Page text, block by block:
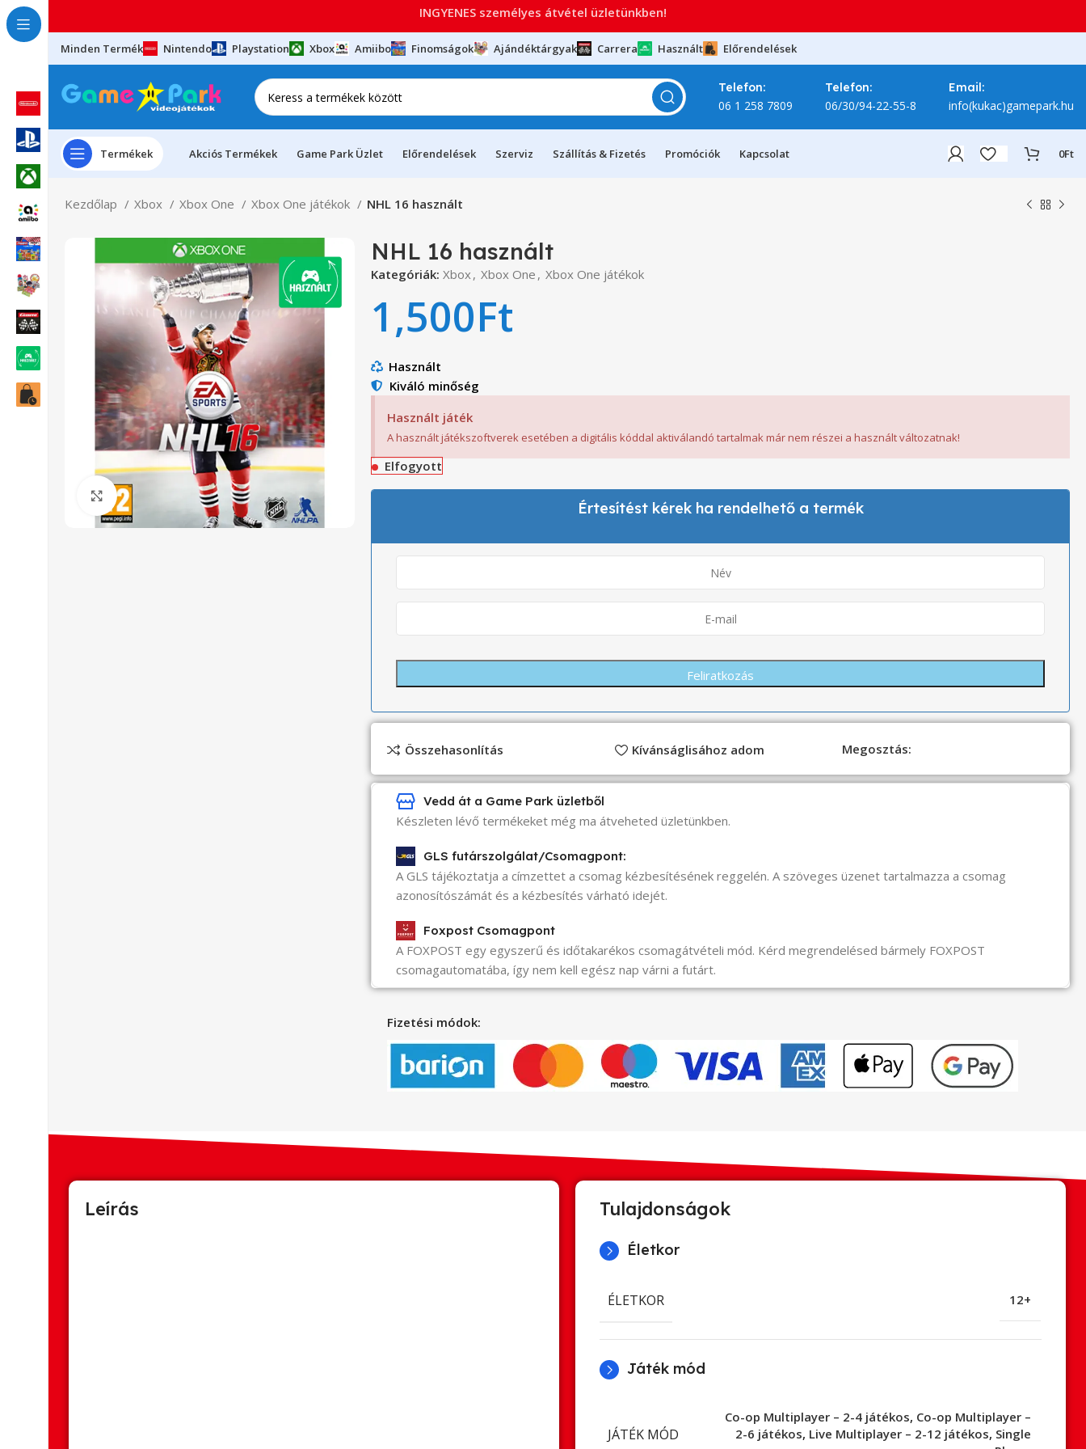
Minden Termék Nintendo Playstation Xbox Amiibo Finomságok Ajándéktárgyak Carrera Használt Előrendelések
Telefon:
06 1 258 7809
Telefon:
06/30/94-22-55-8
Email:
info(kukac)gamepark.hu
Termékek Akciós Termékek Game Park Üzlet Előrendelések Szerviz Szállítás & Fizetés Promóciók Kapcsolat 0Ft
Kezdőlap Xbox Xbox One Xbox One játékok NHL 16 használt
Click to enlarge
NHL 16 használt
Kategóriák: Xbox, Xbox One , Xbox One játékok
1,500Ft
Használt
Kiváló minőség
Használt játék
A használt játékszoftverek esetében a digitális kóddal aktiválandó tartalmak már nem részei a használt változatnak!
Elfogyott
Értesítést kérek ha rendelhető a termék
Összehasonlítás Kívánságlisához adom Megosztás:
Vedd át a Game Park üzletből
Készleten lévő termékeket még ma átveheted üzletünkben.
GLS futárszolgálat/Csomagpont:
A GLS tájékoztatja a címzettet a csomag kézbesítésének reggelén. A szöveges üzenet tartalmazza a csomag
azonosítószámát és a kézbesítés várható idejét.
Foxpost Csomagpont
A FOXPOST egy egyszerű és időtakarékos csomagátvételi mód. Kérd megrendelésed bármely FOXPOST
csomagautomatába, így nem kell egész nap várni a futárt.
Fizetési módok:
Leírás Tulajdonságok
Életkor
ÉLETKOR 12+
Játék mód
JÁTÉK MÓD
Co-op Multiplayer – 2-4 játékos, Co-op Multiplayer –
2-6 játékos, Live Multiplayer – 2-12 játékos, Single
INGYENES személyes átvétel üzletünkben!